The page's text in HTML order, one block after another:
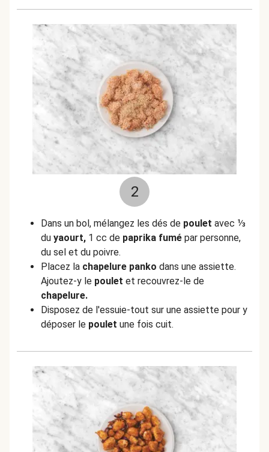
2
Dans un bol, mélangez les dés de poulet avec ⅓
du yaourt, 1 cc de paprika fumé par personne,
du sel et du poivre.
Placez la chapelure panko dans une assiette.
Ajoutez-y le poulet et recouvrez-le de
chapelure.
Disposez de l'essuie-tout sur une assiette pour y
déposer le poulet une fois cuit.